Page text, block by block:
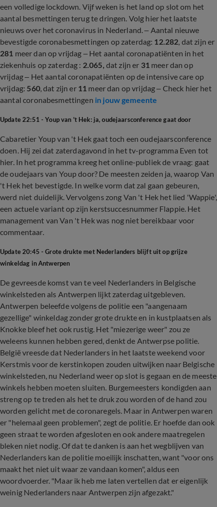
een volledige lockdown. Vijf weken is het land op slot om het
aantal besmettingen terug te dringen. Volg hier het laatste
nieuws over het coronavirus in Nederland. – Aantal nieuwe
bevestigde coronabesmettingen op zaterdag: 12.282, dat zijn er
281 meer dan op vrijdag – Het aantal coronapatiënten in het
ziekenhuis op zaterdag : 2.065, dat zijn er 31meer dan op
vrijdag – Het aantal coronapatiënten op de intensive care op
vrijdag: 560, dat zijn er 11 meer dan op vrijdag – Check hier het
aantal coronabesmettingen in jouw gemeente
Update 22:51 - Youp van 't Hek: ja, oudejaarsconference gaat door
Cabaretier Youp van 't Hek gaat toch een oudejaarsconference
doen. Hij zei dat zaterdagavond in het tv-programma Even tot
hier. In het programma kreeg het online-publiek de vraag: gaat
de oudejaars van Youp door? De meesten zeiden ja, waarop Van
't Hek het bevestigde. In welke vorm dat zal gaan gebeuren,
werd niet duidelijk. Vervolgens zong Van 't Hek het lied 'Wappie',
een actuele variant op zijn kerstsuccesnummer Flappie. Het
management van Van 't Hek was nog niet bereikbaar voor
commentaar.
Update 20:45 - Grote drukte met Nederlanders blijft uit op grijze
winkeldag in Antwerpen
De gevreesde komst van te veel Nederlanders in Belgische
winkelsteden als Antwerpen lijkt zaterdag uitgebleven.
Antwerpen beleefde volgens de politie een "aangenaam
gezellige" winkeldag zonder grote drukte en in kustplaatsen als
Knokke bleef het ook rustig. Het "miezerige weer" zou ze
weleens kunnen hebben gered, denkt de Antwerpse politie.
België vreesde dat Nederlanders in het laatste weekend voor
Kerstmis voor de kerstinkopen zouden uitwijken naar Belgische
winkelsteden, nu Nederland weer op slot is gegaan en de meeste
winkels hebben moeten sluiten. Burgemeesters kondigden aan
streng op te treden als het te druk zou worden of de hand zou
worden gelicht met de coronaregels. Maar in Antwerpen waren
er "helemaal geen problemen", zegt de politie. Er hoefde dan ook
geen straat te worden afgesloten en ook andere maatregelen
bleken niet nodig. Of dat te danken is aan het wegblijven van
Nederlanders kan de politie moeilijk inschatten, want "voor ons
maakt het niet uit waar ze vandaan komen", aldus een
woordvoerder. "Maar ik heb me laten vertellen dat er eigenlijk
weinig Nederlanders naar Antwerpen zijn afgezakt."